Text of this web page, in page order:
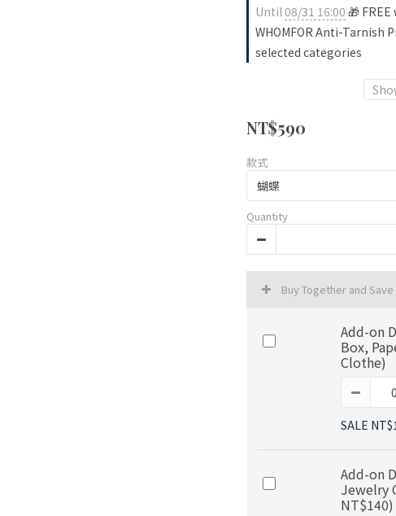
Until08/31 16:00 🎁
WHOMFOR Anti-Tarnish
selected categories
NT$590
款式
Quantity
Buy Together and
Add-on
Box,
Clothe)
SALE
Add-on
Jewelry
NT$140)